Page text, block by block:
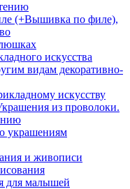
(+Вышивка по филе),
искусства
видам декоративно-
искусству
из проволоки.
украшениям
и живописи
для малышей